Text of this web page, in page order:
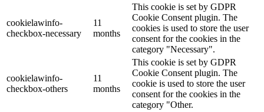
cookielawinfo-
checkbox-necessary
11
months
This cookie is set by GDPR
Cookie Consent plugin. The
cookies is used to store the user
consent for the cookies in the
category "Necessary".
cookielawinfo-
checkbox-others
11
months
This cookie is set by GDPR
Cookie Consent plugin. The
cookie is used to store the user
consent for the cookies in the
category "Other.